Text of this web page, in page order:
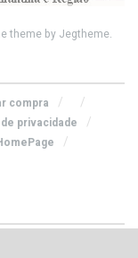
theme by Jegtheme.
compra
privacidade